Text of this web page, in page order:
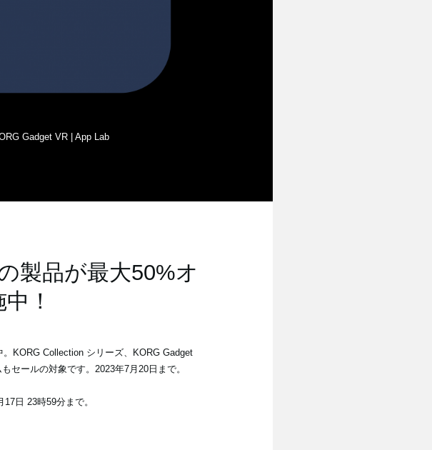
Gadget VR | App Lab
製品が最大50%オ
！
KORG Collection シリーズ、KORG Gadget
セールの対象です。2023年7月20日まで。
日 23時59分まで。